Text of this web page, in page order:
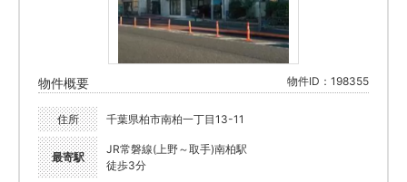
物件概要 物件ID：198355
住所 千葉県柏市南柏一丁目13-11
最寄駅
JR常磐線(上野～取手)南柏駅
徒歩3分